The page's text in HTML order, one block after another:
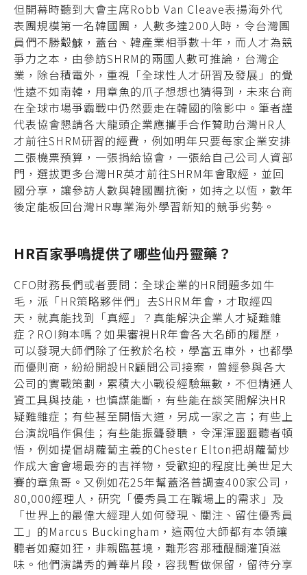
但開幕時聽到大會主席Robb Van Cleave表揚海外代
表團規模第一名韓國團，人數多達200人時，令台灣團
員們不勝觳觫，蓋台、韓產業相爭數十年，而人才為競
爭力之本，由參訪SHRM的兩國人數可推論，台灣企
業，除台積電外，重視「全球性人才研習及發展」的覺
性遠不如南韓，用章魚的爪子想想也猜得到，未來台商
在全球市場爭霸戰中仍然要走在韓國的陰影中。筆者謹
代表協會懇請各大龍頭企業應攜手合作贊助台灣HR人
才前往SHRM研習的經費，例如明年只要每家企業安排
二張機票預算，一張捐給協會，一張給自己公司人資部
門，選拔更多台灣HR英才前往SHRM年會取經，並回
國分享，讓參訪人數與韓國團抗衡，如持之以恆，數年
後定能板回台灣HR專業海外學習新知的競爭劣勢。
HR百家爭鳴提供了哪些仙丹靈藥？
CFO財務長們或者要問：全球企業的HR問題多如牛
毛，派「HR策略夥伴們」去SHRM年會，才取經四
天，就真能找到「真經」？真能解決企業人才疑難雜
症？ROI夠本嗎？如果審視HR年會各大名師的履歷，
可以發現大師們除了任教於名校，學富五車外，也都學
而優則商，紛紛開設HR顧問公司接案，曾經參與各大
公司的實戰策劃，累積大小戰役經驗無數，不但精通人
資工具與技能，也慎謀能斷，有些能在談笑間解決HR
疑難雜症；有些甚至開悟大道，另成一家之言；有些上
台演說唱作俱佳；有些能振聾發聵，令渾渾噩噩聽者頓
悟，例如提倡胡蘿蔔主義的Chester Elton把胡蘿蔔炒
作成大會會場最夯的吉祥物，受歡迎的程度比美世足大
賽的章魚哥。又例如花25年幫蓋洛普調查400家公司，
80,000經理人，研究「優秀員工在職場上的需求」及
「世界上的最偉大經理人如何發現、關注、留住優秀員
工」的Marcus Buckingham，這兩位大師都有本領讓
聽者如癡如狂，非親臨甚境，難形容那種醍醐灌頂滋
味。他們演講秀的菁華片段，容我暫做保留，留待分享